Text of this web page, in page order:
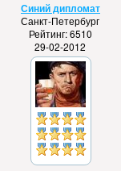
Синий дипломат
Санкт-Петербург
Рейтинг: 6510
29-02-2012